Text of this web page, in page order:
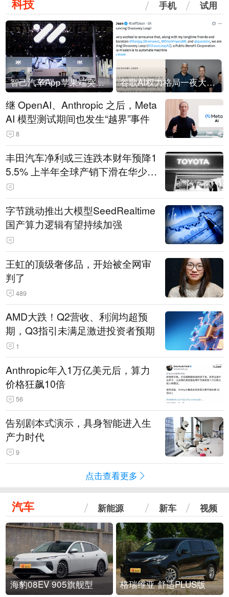
科技 手机 试用
智己汽车App苹果端突然“下架” 谷歌AI权力格局一夜大洗牌
继 OpenAI、Anthropic 之后，Meta
AI 模型测试期间也发生“越界”事件
8
丰田汽车净利或三连跌本财年预降1
5.5% 上半年全球产销下滑在华少卖
14.3万辆
字节跳动推出大模型SeedRealtime
国产算力逻辑有望持续加强
王虹的顶级奢侈品，开始被全网审
判了
489
AMD大跌！Q2营收、利润均超预
期，Q3指引未满足激进投资者预期
1
Anthropic年入1万亿美元后，算力
价格狂飙10倍
56
告别剧本式演示，具身智能进入生
产力时代
9
点击查看更多
汽车 新能源 新车 视频
海豹08EV 905旗舰型 格瑞维亚 舒适PLUS版